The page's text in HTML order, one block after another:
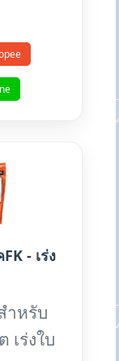
- เร่ง
ำหรับ
เร่งใบ